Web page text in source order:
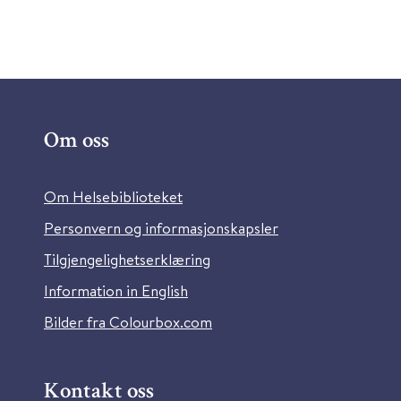
Om oss
Om Helsebiblioteket
Personvern og informasjonskapsler
Tilgjengelighetserklæring
Information in English
Bilder fra Colourbox.com
Kontakt oss